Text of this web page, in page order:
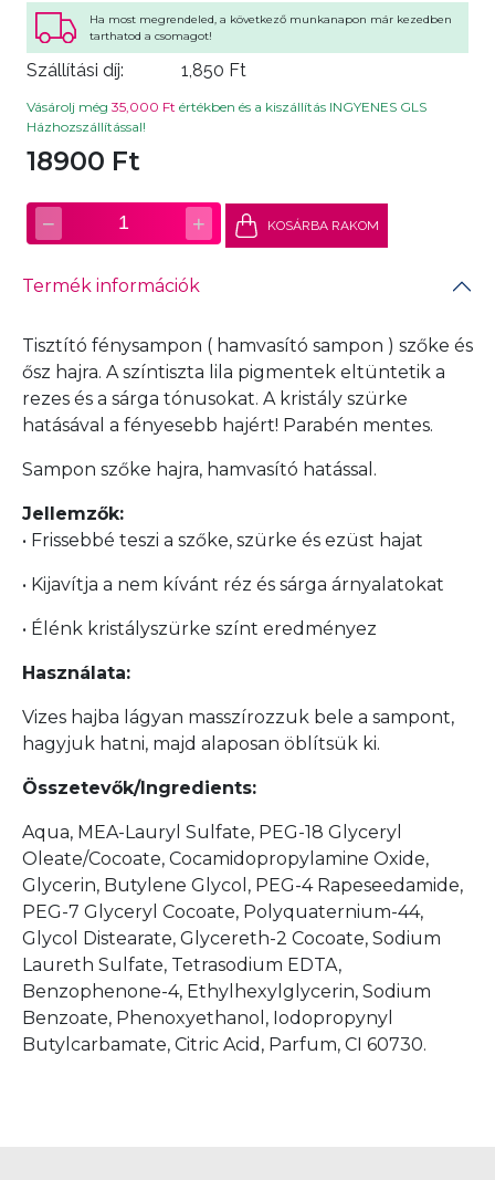
Ha most megrendeled, a következő munkanapon már kezedben
tarthatod a csomagot!
Szállítási díj: 1,850 Ft
Vásárolj még 35,000 Ft értékben és a kiszállítás INGYENES GLS
Házhozszállítással!
18900 Ft
− 1 + KOSÁRBA RAKOM
Termék információk
Tisztító fénysampon ( hamvasító sampon ) szőke és
ősz hajra. A színtiszta lila pigmentek eltüntetik a
rezes és a sárga tónusokat. A kristály szürke
hatásával a fényesebb hajért! Parabén mentes.
Sampon szőke hajra, hamvasító hatással.
Jellemzők:
• Frissebbé teszi a szőke, szürke és ezüst hajat
• Kijavítja a nem kívánt réz és sárga árnyalatokat
• Élénk kristályszürke színt eredményez
Használata:
Vizes hajba lágyan masszírozzuk bele a sampont,
hagyjuk hatni, majd alaposan öblítsük ki.
Összetevők/Ingredients:
Aqua, MEA-Lauryl Sulfate, PEG-18 Glyceryl
Oleate/Cocoate, Cocamidopropylamine Oxide,
Glycerin, Butylene Glycol, PEG-4 Rapeseedamide,
PEG-7 Glyceryl Cocoate, Polyquaternium-44,
Glycol Distearate, Glycereth-2 Cocoate, Sodium
Laureth Sulfate, Tetrasodium EDTA,
Benzophenone-4, Ethylhexylglycerin, Sodium
Benzoate, Phenoxyethanol, Iodopropynyl
Butylcarbamate, Citric Acid, Parfum, CI 60730.